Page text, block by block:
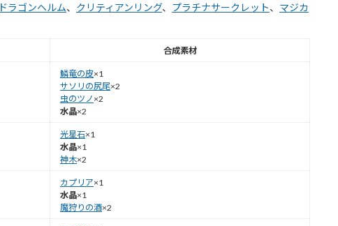
ドラゴンヘルム、 クリティアンリング、 プラチナサークレット、 マジカ
合成素材
鱗竜の皮×1
サソリの尻尾×2
虫のツノ ×2
水晶×2
光星石×1
水晶×1
神木×2
カプリア×1
水晶×1
魔狩りの酒×2